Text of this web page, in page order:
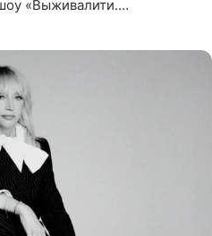
«Выживалити.